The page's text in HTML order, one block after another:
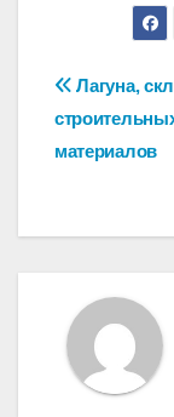
по
Лагуна,
материалов